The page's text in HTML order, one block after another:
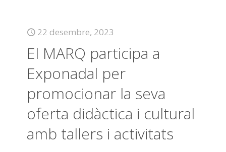
22 desembre, 2023
El MARQ participa a
Exponadal per
promocionar la seva
oferta didàctica i cultural
amb tallers i activitats